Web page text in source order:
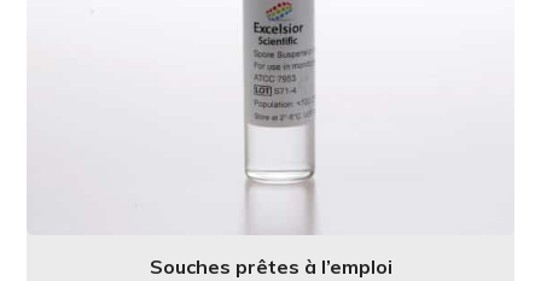
Souches prêtes à l’emploi